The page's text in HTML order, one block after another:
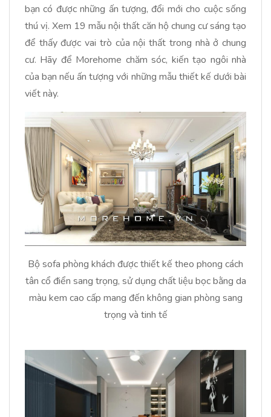
bạn có được những ấn tượng, đổi mới cho cuộc sống
thú vị. Xem 19 mẫu nội thất căn hộ chung cư sáng tạo
để thấy được vai trò của nội thất trong nhà ở chung
cư. Hãy để Morehome chăm sóc, kiến tạo ngôi nhà
của bạn nếu ấn tượng với những mẫu thiết kế dưới bài
viết này.
Bộ sofa phòng khách được thiết kế theo phong cách
tân cổ điển sang trọng, sử dụng chất liệu bọc bằng da
màu kem cao cấp mang đến không gian phòng sang
trọng và tinh tế